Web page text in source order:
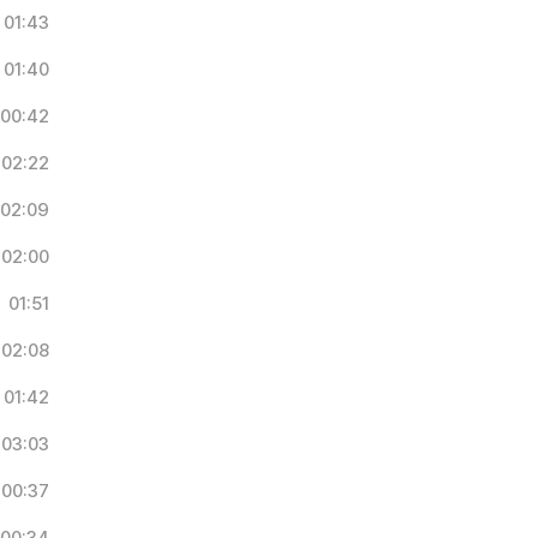
01:43
01:40
00:42
02:22
02:09
02:00
01:51
02:08
01:42
03:03
00:37